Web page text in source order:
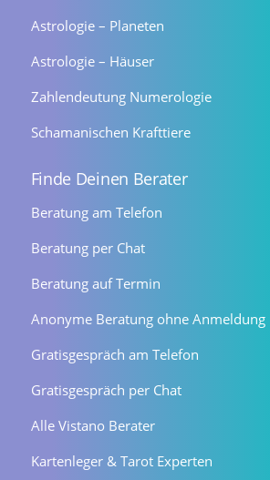
Astrologie – Planeten
Astrologie – Häuser
Zahlendeutung Numerologie
Schamanischen Krafttiere
Finde Deinen Berater
Beratung am Telefon
Beratung per Chat
Beratung auf Termin
Anonyme Beratung ohne Anmeldung
Gratisgespräch am Telefon
Gratisgespräch per Chat
Alle Vistano Berater
Kartenleger & Tarot Experten